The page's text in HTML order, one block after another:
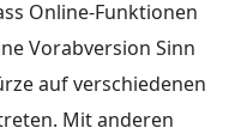
Online-Funktionen
Vorabversion Sinn
auf verschiedenen
Mit anderen